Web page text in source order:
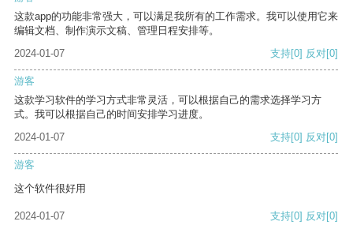
这款app的功能非常强大，可以满足我所有的工作需求。我可以使用它来
编辑文档、制作演示文稿、管理日程安排等。
2024-01-07
支持[0] 反对[0]
游客
这款学习软件的学习方式非常灵活，可以根据自己的需求选择学习方
式。我可以根据自己的时间安排学习进度。
2024-01-07
支持[0] 反对[0]
游客
这个软件很好用
2024-01-07 支持[0] 反对[0]